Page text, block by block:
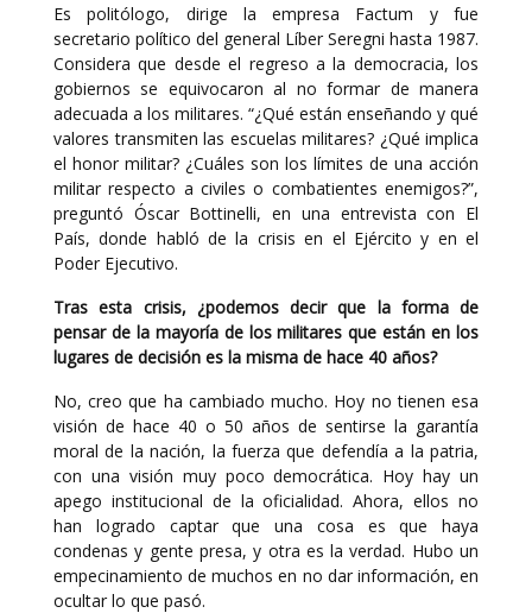
Es politólogo, dirige la empresa Factum y fue
secretario político del general Líber Seregni hasta 1987.
Considera que desde el regreso a la democracia, los
gobiernos se equivocaron al no formar de manera
adecuada a los militares. “¿Qué están enseñando y qué
valores transmiten las escuelas militares? ¿Qué implica
el honor militar? ¿Cuáles son los límites de una acción
militar respecto a civiles o combatientes enemigos?”,
preguntó Óscar Bottinelli, en una entrevista con El
País, donde habló de la crisis en el Ejército y en el
Poder Ejecutivo.
Tras esta crisis, ¿podemos decir que la forma de
pensar de la mayoría de los militares que están en los
lugares de decisión es la misma de hace 40 años?
No, creo que ha cambiado mucho. Hoy no tienen esa
visión de hace 40 o 50 años de sentirse la garantía
moral de la nación, la fuerza que defendía a la patria,
con una visión muy poco democrática. Hoy hay un
apego institucional de la oficialidad. Ahora, ellos no
han logrado captar que una cosa es que haya
condenas y gente presa, y otra es la verdad. Hubo un
empecinamiento de muchos en no dar información, en
ocultar lo que pasó.